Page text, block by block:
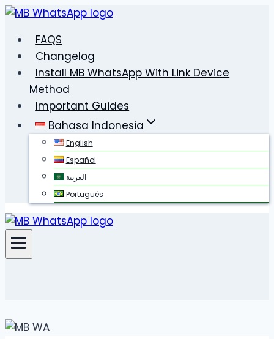
Skip
contentFAQS
Changelog
Install MB WhatsApp With Link Device
Method
Important Guides
Bahasa Indonesia
English
Español
العربية
Português